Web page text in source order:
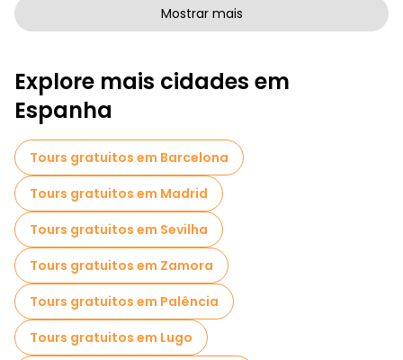
Passeios a pé gratuitos de arte em Córdoba
Atividades esportivas em Córdoba
Passeios autoguiados em Córdoba
Jogos de fuga em Córdoba
Visitas gratuitas aos bairros judeus em Córdoba
Museus em Córdoba
Visita guiada gratuita à cidade velha Córdoba
Visitas ao mercado em Córdoba
Mostrar mais
Explore mais cidades em
Espanha
Tours gratuitos em Barcelona
Tours gratuitos em Madrid
Tours gratuitos em Sevilha
Tours gratuitos em Zamora
Tours gratuitos em Palência
Tours gratuitos em Lugo